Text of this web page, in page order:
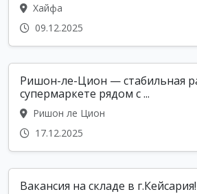
Хайфа
09.12.2025
Ришон-ле-Цион — стабильная
супермаркете рядом с ...
Ришон ле Цион
17.12.2025
Вакансия на складе в г.Кейсария!